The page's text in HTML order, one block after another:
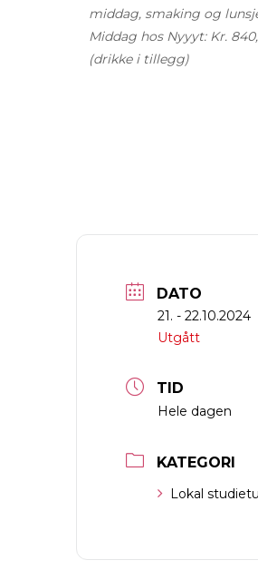
middag, smaking og
Middag hos Nyyyt: Kr.
(drikke i tillegg)
DATO
21. - 22.10.2024
Utgått
TID
Hele dagen
KATEGORI
Lokal